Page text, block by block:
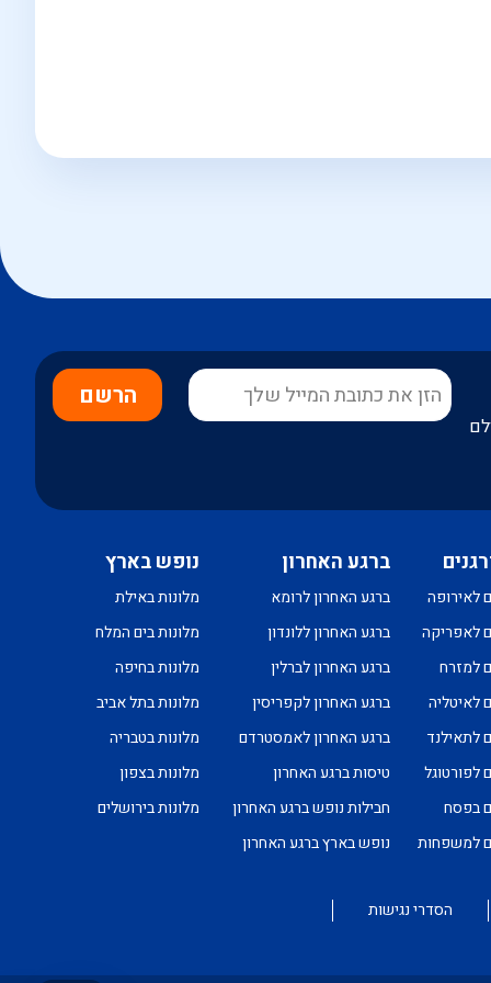
הרשם
לאירופה
לאפריקה
למזרח
לאיטליה
לתאילנד
לפורטוגל
בפסח
למשפחות
ברגע האחרון
ברגע האחרון לרומא
ברגע האחרון ללונדון
ברגע האחרון לברלין
ברגע האחרון לקפריסין
ברגע האחרון לאמסטרדם
טיסות ברגע האחרון
חבילות נופש ברגע האחרון
נופש בארץ ברגע האחרון
נופש בארץ
מלונות באילת
מלונות בים המלח
מלונות בחיפה
מלונות בתל אביב
מלונות בטבריה
מלונות בצפון
מלונות בירושלים
הסדרי נגישות